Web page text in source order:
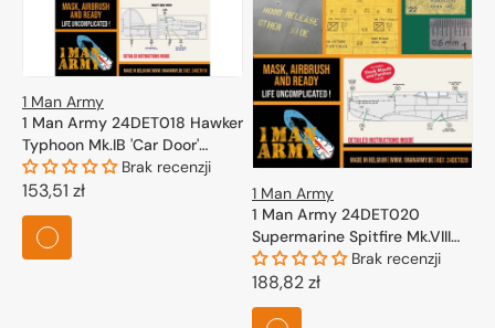
1 Man Army
1 Man Army 24DET018 Hawker
Typhoon Mk.IB 'Car Door'
(Airfix) 1/24
Brak recenzji
Cena
regularna
153,51 zł
1 Man Army
1 Man Army 24DET020
Supermarine Spitfire Mk.VIII
for Airfix kits 1/24Brak recenzji
Cena
regularna
188,82 zł